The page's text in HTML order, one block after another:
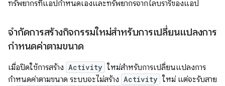
ทรัพยากรที่แอปกำหนดเองและทรัพยากรจากไลบรารีของแอป
จำกัดการสร้างกิจกรรมใหม่สำหรับการเปลี่ยนแปลงการ
กำหนดค่าตามขนาด
เมื่อปิดใช้การสร้าง Activity ใหม่สำหรับการเปลี่ยนแปลงการ
กำหนดค่าตามขนาด ระบบจะไม่สร้าง Activity ใหม่ แต่จะรับสาย